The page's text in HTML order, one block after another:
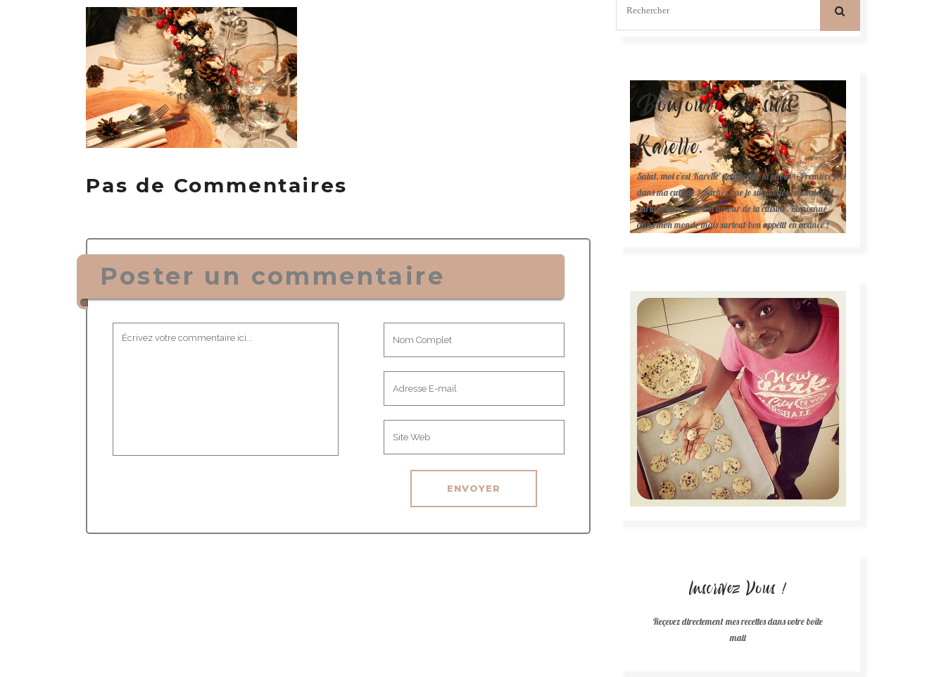
Pas de Commentaires
Poster un commentaire
Bonjour! Je suis
Karelle.
Salut, moi c'est Karelle (la fille sur la photo ). Première fois
dans ma cuisine ? Sachez que je suis la gourmande qui
partage avec vous son amour de la cuisine. Bienvenue
dans mon monde mais surtout bon appétit en avance !
Inscrivez Vous !
Reçevez directement mes recettes dans votre boîte
mail